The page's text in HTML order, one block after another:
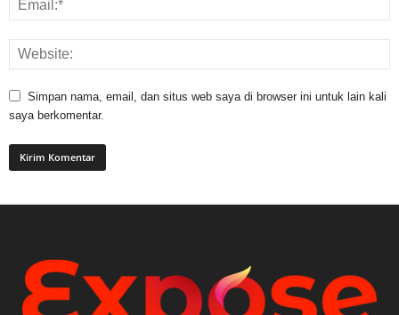
Simpan nama, email, dan situs web saya di browser ini untuk lain kali
saya berkomentar.